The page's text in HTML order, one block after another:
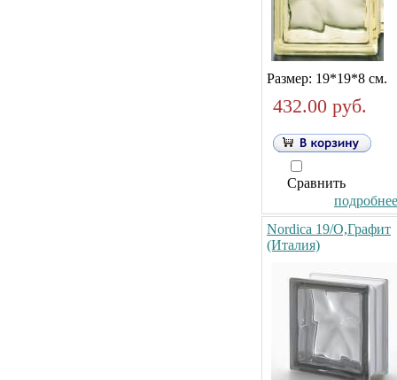
Размер: 19*19*8 см.
432.00 руб.
Сравнить
Nordica 19/O,Графит
(Италия)